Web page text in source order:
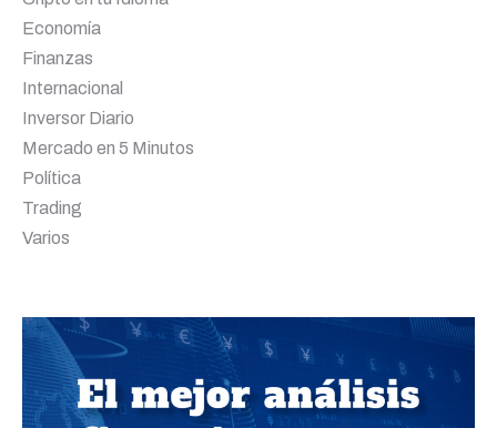
Economía
Finanzas
Internacional
Inversor Diario
Mercado en 5 Minutos
Política
Trading
Varios